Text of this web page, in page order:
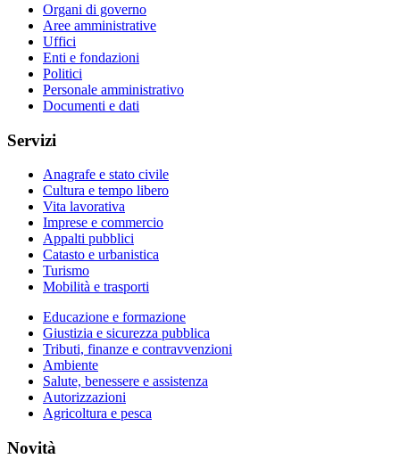
Organi di governo
Aree amministrative
Uffici
Enti e fondazioni
Politici
Personale amministrativo
Documenti e dati
Servizi
Anagrafe e stato civile
Cultura e tempo libero
Vita lavorativa
Imprese e commercio
Appalti pubblici
Catasto e urbanistica
Turismo
Mobilità e trasporti
Educazione e formazione
Giustizia e sicurezza pubblica
Tributi, finanze e contravvenzioni
Ambiente
Salute, benessere e assistenza
Autorizzazioni
Agricoltura e pesca
Novità